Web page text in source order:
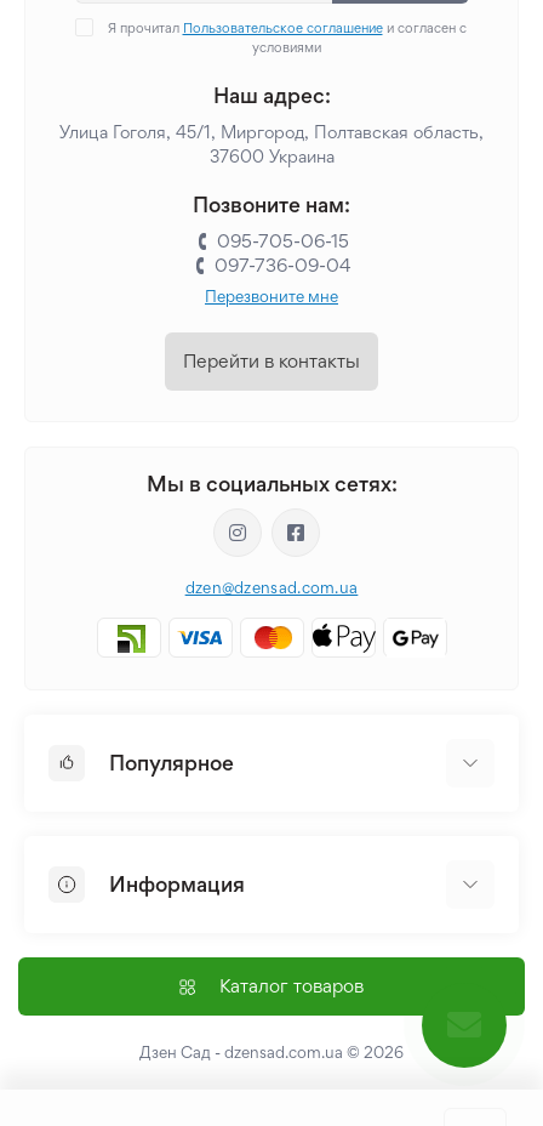
Я прочитал Пользовательское соглашениеи согласен с
условиями
Наш адрес:
Улица Гоголя, 45/1, Миргород, Полтавская область,
37600 Украина
Позвоните нам:
095-705-06-15
097-736-09-04
Перезвоните мне
Перейти в контакты
Мы в социальных сетях:
dzen@dzensad.com.ua
Популярное
Лилия
Семена
Информация
Доставка и оплата
Контакты
Каталог товаров
Дзен Сад - dzensad.com.ua © 2026